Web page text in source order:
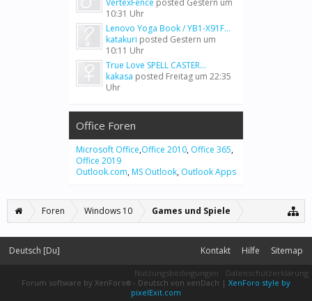
VertexFence posted Gestern um
10:31 Uhr
Lenovo Yoga Book / YB1-X91F...
katakuri posted Gestern um
10:11 Uhr
True Love SPELL CASTER...
kakasa posted Freitag um 22:35
Uhr
Office Foren
Microsoft Office,Office 2010, Office 365,
Office 2019
Outlook.com, MS Outlook, Outlook Apps
Foren Windows 10 Games und Spiele
Deutsch [Du] Kontakt Hilfe Sitemap
Nutzungsbedingungen
Datenschutzerklärung
Forum software by XenForo® - Deutsch von xenDach | XenForo style by
pixelExit.com